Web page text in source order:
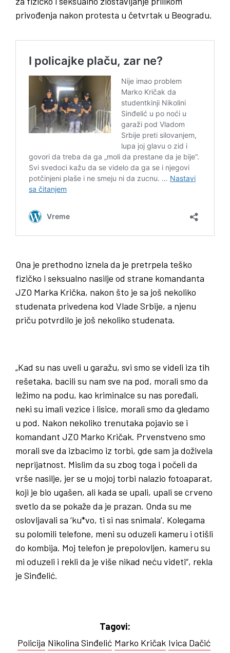
privođenja nakon protesta u četvrtak u Beogradu.
Ona je prethodno iznela da je pretrpela teško
fizičko i seksualno nasilje od strane komandanta
JZO Marka Krička, nakon što je sa još nekoliko
studenata privedena kod Vlade Srbije, a njenu
priču potvrdilo je još nekoliko studenata.
„Kad su nas uveli u garažu, svi smo se videli iza tih
rešetaka, bacili su nam sve na pod, morali smo da
ležimo na podu, kao kriminalce su nas poređali,
neki su imali vezice i lisice, morali smo da gledamo
u pod. Nakon nekoliko trenutaka pojavio se i
komandant JZO Marko Kričak. Prvenstveno smo
morali sve da izbacimo iz torbi, gde sam ja doživela
neprijatnost. Mislim da su zbog toga i počeli da
vrše nasilje, jer se u mojoj torbi nalazio fotoaparat,
koji je bio ugašen, ali kada se upali, upali se crveno
svetlo da se pokaže da je prazan. Onda su me
oslovljavali sa ‘ku*vo, ti si nas snimala’. Kolegama
su polomili telefone, meni su oduzeli kameru i otišli
do kombija. Moj telefon je prepolovljen, kameru su
mi oduzeli i rekli da je više nikad neću videti“, rekla
je Sinđelić.
Tagovi:
Policija Nikolina Sinđelić Marko Kričak Ivica Dačić